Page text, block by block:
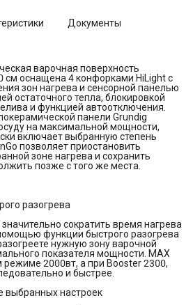
Документы
варочная поверхность
см оснащена 4 конфорками HiLight с
зон нагрева и сенсорной панелью
остаточного тепла, блокировкой
и функцией автоотключения.
панели Grundig
на максимальной мощности,
включает выбранную степень
позволяет приостановить
зоне нагрева и сохранить
позже с того же места.
разогрева
сократить время нагрева
функции быстрого разогрева
нужную зону варочной
показателя мощности. MAX
2000вт, а при Booster 2300,
и быстрее.
выбранных настроек